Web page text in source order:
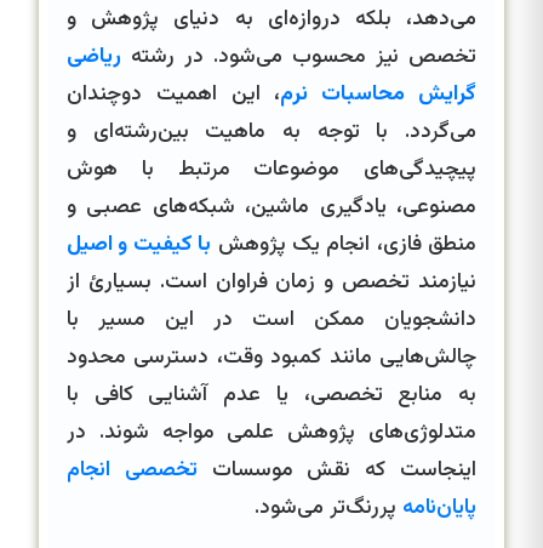
می‌دهد، بلکه دروازه‌ای به دنیای پژوهش و
تخصص نیز محسوب می‌شود. در رشته ریاضی
گرایش محاسبات نرم، این اهمیت دوچندان
می‌گردد. با توجه به ماهیت بین‌رشته‌ای و
پیچیدگی‌های موضوعات مرتبط با هوش
مصنوعی، یادگیری ماشین، شبکه‌های عصبی و
منطق فازی، انجام یک پژوهش با کیفیت و اصیل
نیازمند تخصص و زمان فراوان است. بسیارئ از
دانشجویان ممکن است در این مسیر با
چالش‌هایی مانند کمبود وقت، دسترسی محدود
به منابع تخصصی، یا عدم آشنایی کافی با
متدلوژی‌های پژوهش علمی مواجه شوند. در
اینجاست که نقش موسسات تخصصی انجام
پایان‌نامه پررنگ‌تر می‌شود.